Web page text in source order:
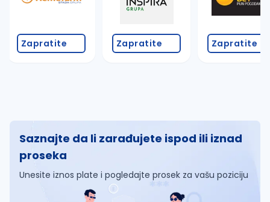
Zapratite Zapratite Zapratite
Saznajte da li zarađujete ispod ili iznad
proseka
Unesite iznos plate i pogledajte prosek za vašu poziciju